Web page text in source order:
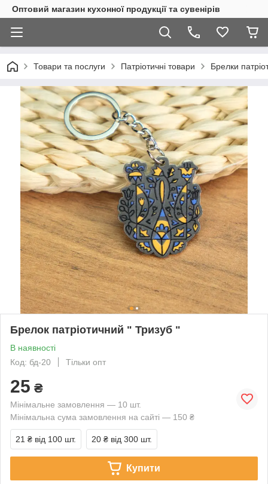
Оптовий магазин кухонної продукції та сувенірів
Товари та послуги Патріотичні товари Брелки
Брелок патріотичний " Тризуб "
В наявності
Код: бд-20
Тільки опт
25 ₴
Мінімальне замовлення — 10 шт.
Мінімальна сума замовлення на сайті — 150 ₴
21 ₴ від 100 шт. 20 ₴ від 300 шт.
Купити